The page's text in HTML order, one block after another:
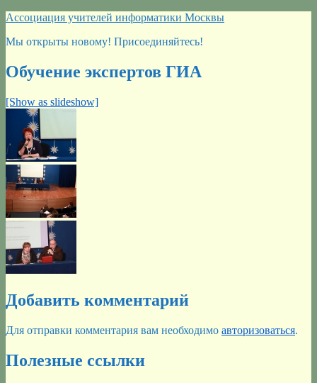
Перейти
содержимому
Ассоциация учителей информатики Москвы
Мы открыты новому! Присоединяйтесь!
Обучение экспертов ГИА
[Show as slideshow]
Добавить комментарий
Для отправки комментария вам необходимо авторизоваться.
Полезные ссылки